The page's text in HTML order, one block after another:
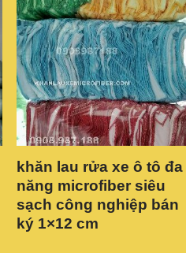
khăn lau rửa xe ô tô đa
năng microfiber siêu
sạch công nghiệp bán
ký 1×12 cm